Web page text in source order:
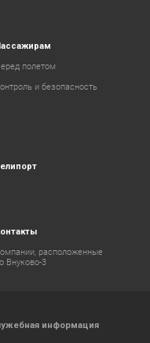
полетом
и безопасность
расположенные
Внуково-3
информация